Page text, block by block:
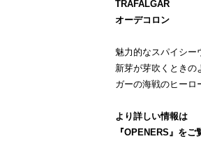
TRAFALGAR
オーデコロン
魅力的なスパイシー
新芽が芽吹くときの
ガーの海戦のヒーロ
より詳しい情報は
『OPENERS』 をご